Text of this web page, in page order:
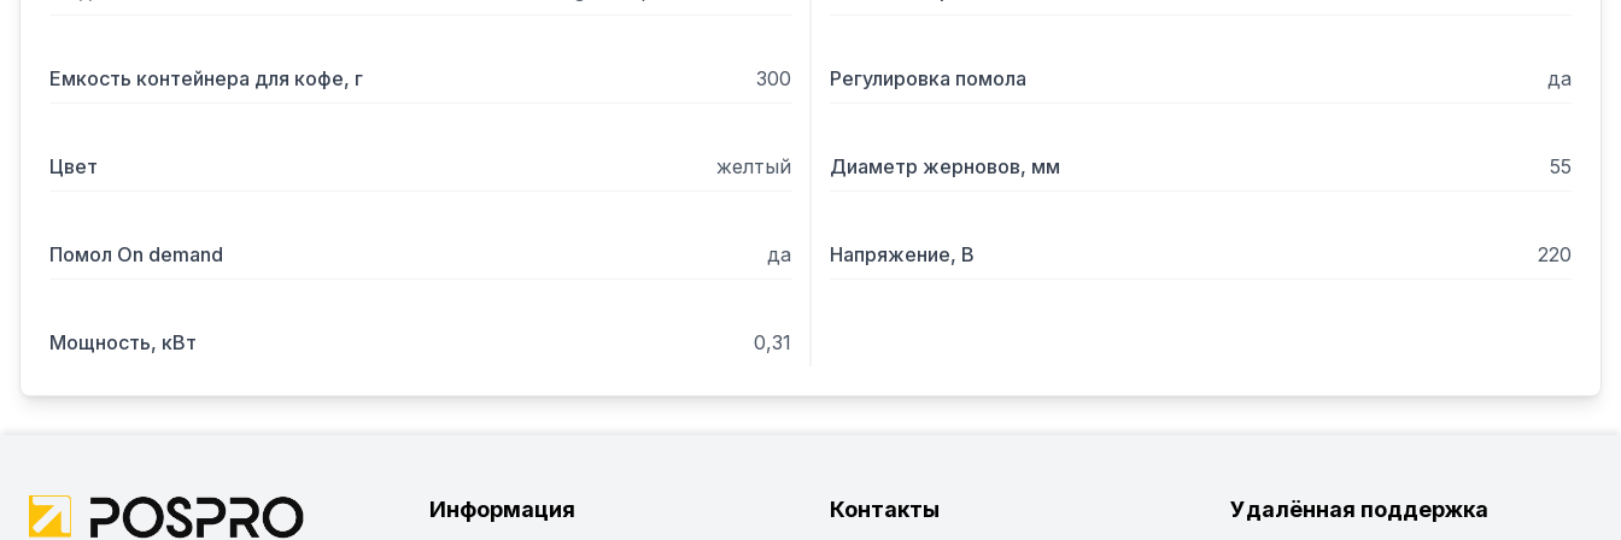
Емкость контейнера для кофе, г 300 Регулировка помола да
Цвет желтый Диаметр жерновов, мм 55
Помол On demand да Напряжение, В 220
Мощность, кВт 0,31
Информация Контакты Удалённая поддержка